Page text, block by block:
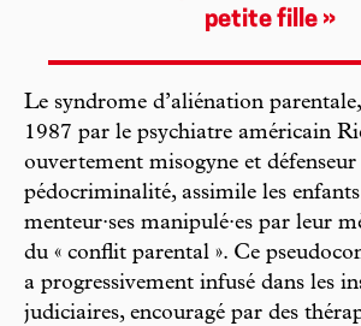
petite fille »
Le syndrome d’aliénation
1987 par le psychiatre américain
ouvertement misogyne et défenseur
pédocriminalité, assimile les enfants
menteur·ses manipulé·es par leur
du « conflit parental ». Ce
a progressivement infusé dans les
judiciaires, encouragé par des